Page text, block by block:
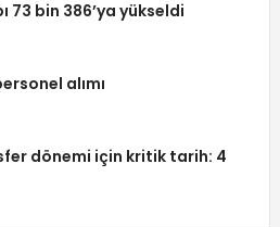
73 bin 386’ya yükseldi
alımı
dönemi için kritik tarih: 4